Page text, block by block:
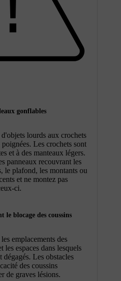
gonflables
d'objets lourds aux crochets
Les crochets sont
et à des manteaux légers.
panneaux recouvrant les
le plafond, les montants ou
et ne montez pas
ci.
le blocage des coussins
emplacements des
les espaces dans lesquels
dégagés. Les obstacles
des coussins
de graves lésions.